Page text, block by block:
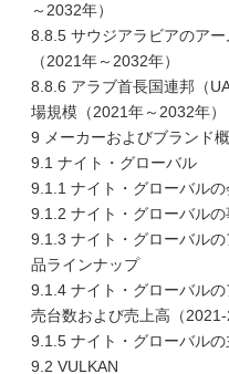
～2032年）
8.8.5 サウジアラビアのア
（2021年～2032年）
8.8.6 アラブ首長国連邦（
場規模（2021年～2032年）
9 メーカーおよびブランド
9.1 ナイト・グローバル
9.1.1 ナイト・グローバル
9.1.2 ナイト・グローバル
9.1.3 ナイト・グローバル
品ラインナップ
9.1.4 ナイト・グローバル
売台数および売上高（2021-
9.1.5 ナイト・グローバル
9.2 VULKAN